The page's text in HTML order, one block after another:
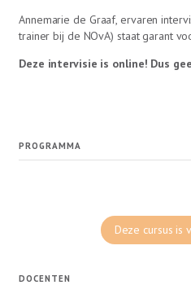
Annemarie de Graaf, ervaren
trainer bij de NOvA) staat garant
Deze intervisie is online! Dus
PROGRAMMA
Deze cursus is
DOCENTEN